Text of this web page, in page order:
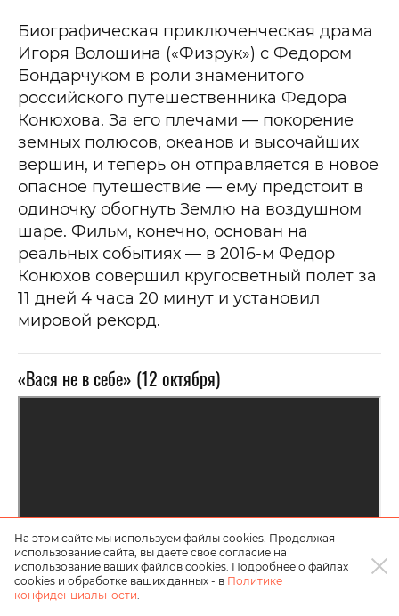
Биографическая приключенческая драма
Игоря Волошина («Физрук») с Федором
Бондарчуком в роли знаменитого
российского путешественника Федора
Конюхова. За его плечами — покорение
земных полюсов, океанов и высочайших
вершин, и теперь он отправляется в новое
опасное путешествие — ему предстоит в
одиночку обогнуть Землю на воздушном
шаре. Фильм, конечно, основан на
реальных событиях — в 2016-м Федор
Конюхов совершил кругосветный полет за
11 дней 4 часа 20 минут и установил
мировой рекорд.
«Вася не в себе» (12 октября)
На этом сайте мы используем файлы cookies. Продолжая
использование сайта, вы даете свое согласие на
использование ваших файлов cookies. Подробнее о файлах
cookies и обработке ваших данных - в Политике
конфиденциальности.